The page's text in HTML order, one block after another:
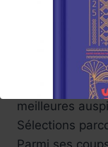
Lumières en
Avant-
Une année
meilleures
Sélections